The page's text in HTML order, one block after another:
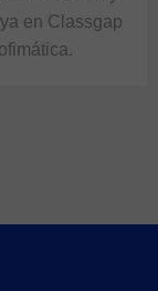
en Classgap